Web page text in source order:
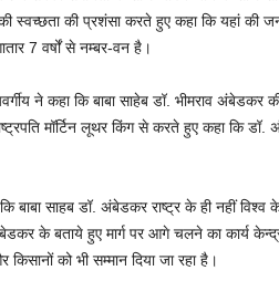
स्वच्छता की प्रशंसा करते हुए कहा कि यहां की
7 वर्षों से नम्बर-वन है।
ने कहा कि बाबा साहेब डॉ. भीमराव अंबेडकर
मॉर्टिन लूथर किंग से करते हुए कहा कि डॉ.
बाबा साहब डॉ. अंबेडकर राष्ट्र के ही नहीं विश्व
के बताये हुए मार्ग पर आगे चलने का कार्य
को भी सम्मान दिया जा रहा है।